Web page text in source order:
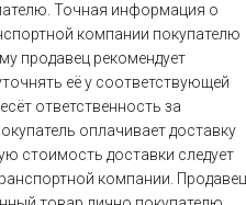
Точная информация о
компании покупателю
продавец рекомендует
её у соответствующей
ответственность за
оплачивает доставку
стоимость доставки следует
компании. Продавец